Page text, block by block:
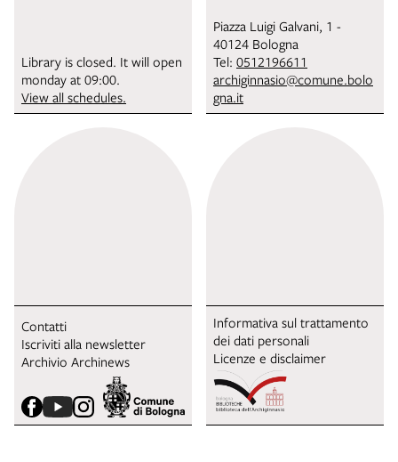
Library is closed. It will open
monday at 09:00.
View all schedules.
Piazza Luigi Galvani, 1 -
40124 Bologna
Tel: 0512196611
archiginnasio@comune.bolo
gna.it
Contatti
Iscriviti alla newsletter
Archivio Archinews
Informativa sul trattamento
dei dati personali
Licenze e disclaimer